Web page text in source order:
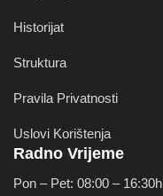
Historijat
Struktura
Pravila Privatnosti
Uslovi Korištenja
Radno Vrijeme
Pon – Pet: 08:00 – 16:30h